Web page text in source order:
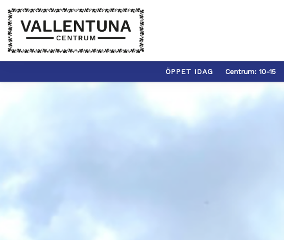
ÖPPET IDAG Centrum: 10-15